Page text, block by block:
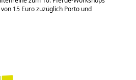
15 Euro zuzüglich Porto und